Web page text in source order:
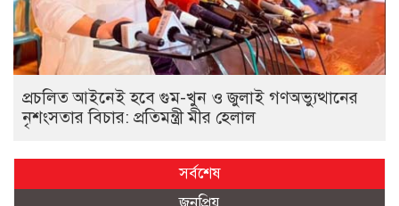
প্রচলিত আইনেই হবে গুম-খুন ও জুলাই গণঅভ্যুত্থানের
নৃশংসতার বিচার: প্রতিমন্ত্রী মীর হেলাল
সর্বশেষ